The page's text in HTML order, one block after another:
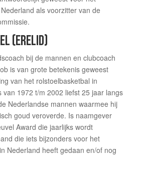
als voorzitter van de
(ERELID)
bij de mannen en clubcoach
is van grote betekenis geweest
van het rolstoelbasketbal in
van 1972 t/m 2002 liefst 25 jaar langs
Nederlandse mannen waarmee hij
goud veroverde. Is naamgever
Award die jaarlijks wordt
die iets bijzonders voor het
Nederland heeft gedaan en/of nog